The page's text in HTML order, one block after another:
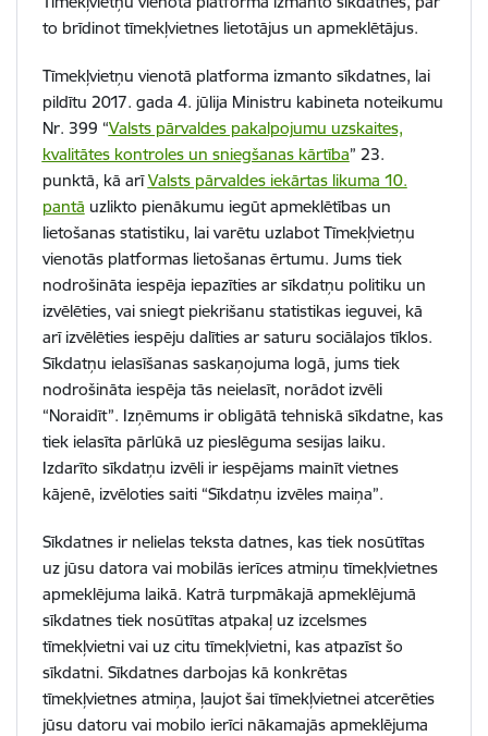
to brīdinot tīmekļvietnes lietotājus un apmeklētājus.
Tīmekļvietņu vienotā platforma izmanto sīkdatnes, lai
pildītu 2017. gada 4. jūlija Ministru kabineta noteikumu
Nr. 399 “Valsts pārvaldes pakalpojumu uzskaites,
kvalitātes kontroles un sniegšanas kārtība” 23.
punktā, kā arīValsts pārvaldes iekārtas likuma 10.
pantā uzlikto pienākumu iegūt apmeklētības un
lietošanas statistiku, lai varētu uzlabot Tīmekļvietņu
vienotās platformas lietošanas ērtumu. Jums tiek
nodrošināta iespēja iepazīties ar sīkdatņu politiku un
izvēlēties, vai sniegt piekrišanu statistikas ieguvei, kā
arī izvēlēties iespēju dalīties ar saturu sociālajos tīklos.
Sīkdatņu ielasīšanas saskaņojuma logā, jums tiek
nodrošināta iespēja tās neielasīt, norādot izvēli
“Noraidīt”. Izņēmums ir obligātā tehniskā sīkdatne, kas
tiek ielasīta pārlūkā uz pieslēguma sesijas laiku.
Izdarīto sīkdatņu izvēli ir iespējams mainīt vietnes
kājenē, izvēloties saiti “Sīkdatņu izvēles maiņa”.
Sīkdatnes ir nelielas teksta datnes, kas tiek nosūtītas
uz jūsu datora vai mobilās ierīces atmiņu tīmekļvietnes
apmeklējuma laikā. Katrā turpmākajā apmeklējumā
sīkdatnes tiek nosūtītas atpakaļ uz izcelsmes
tīmekļvietni vai uz citu tīmekļvietni, kas atpazīst šo
sīkdatni. Sīkdatnes darbojas kā konkrētas
tīmekļvietnes atmiņa, ļaujot šai tīmekļvietnei atcerēties
jūsu datoru vai mobilo ierīci nākamajās apmeklējuma